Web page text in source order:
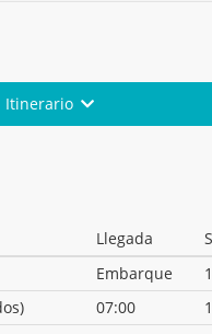
Itinerario
Llegada
Embarque
07:00